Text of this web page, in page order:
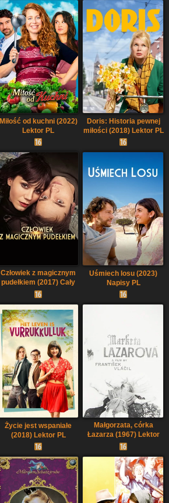
Miłość od kuchni (2022)
Lektor PL
Doris: Historia pewnej
miłości (2018) Lektor PL
Człowiek z magicznym
pudełkiem (2017) Cały
film PL
Uśmiech losu (2023)
Napisy PL
Życie jest wspaniałe
(2018) Lektor PL
Małgorzata, córka
Łazarza (1967) Lektor
PL